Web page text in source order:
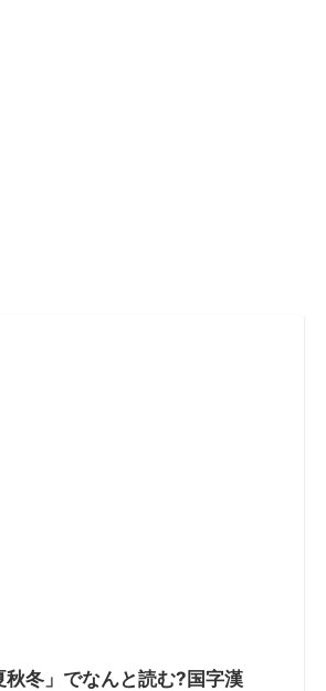
秋冬」でなんと読む?国字漢